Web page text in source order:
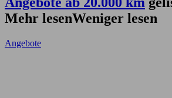
Mehr lesenWeniger lesen
Angebote